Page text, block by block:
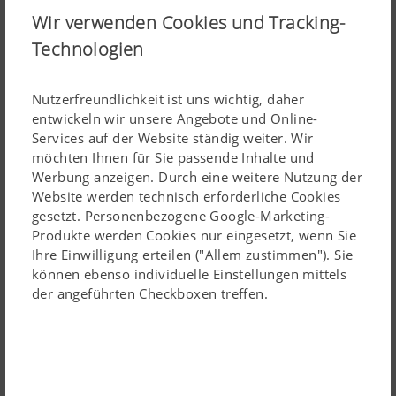
Wir verwenden Cookies und Tracking-
Technologien
Nutzerfreundlichkeit ist uns wichtig, daher
entwickeln wir unsere Angebote und Online-
Services auf der Website ständig weiter. Wir
möchten Ihnen für Sie passende Inhalte und
Werbung anzeigen. Durch eine weitere Nutzung der
Website werden technisch erforderliche Cookies
gesetzt. Personenbezogene Google-Marketing-
Produkte werden Cookies nur eingesetzt, wenn Sie
Ihre Einwilligung erteilen ("Allem zustimmen"). Sie
können ebenso individuelle Einstellungen mittels
der angeführten Checkboxen treffen.
Belastungen noch besser aufnehmen kann, wurde dessen
Konstruktion optimiert. Für eine hohe Festigkeit des
und entlang der spannungsarmen Rahmenmittelachse
angeordnet. Dadurch wird das Material und die Stabilität
nicht unnötig beeinträchtigt. Aus diesem Grund liegt
auch die Lagerung der Körperhalter bei einer
hydraulischen Schnittbreitenverstellung außerhalb des
Rahmenrohrs.
Lesen Sie mehr
Anbau und Transport